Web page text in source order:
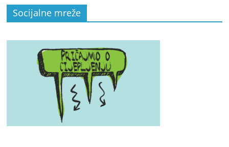
Socijalne mreže